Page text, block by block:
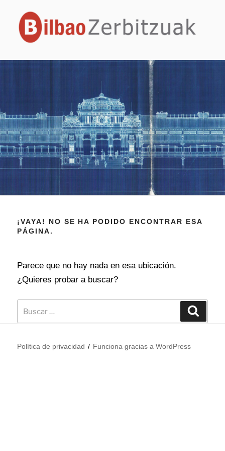
BILBAO ZERBITZUAK
¡VAYA! NO SE HA PODIDO ENCONTRAR ESA
PÁGINA.
Parece que no hay nada en esa ubicación.
¿Quieres probar a buscar?
Política de privacidad Funciona gracias a WordPress